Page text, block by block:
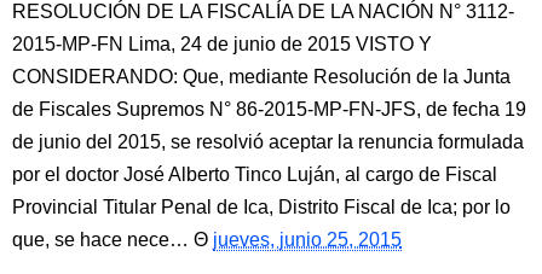
RESOLUCIÓN DE LA FISCALÍA DE LA NACIÓN N° 3112-
2015-MP-FN Lima, 24 de junio de 2015 VISTO Y
CONSIDERANDO: Que, mediante Resolución de la Junta
de Fiscales Supremos N° 86-2015-MP-FN-JFS, de fecha 19
de junio del 2015, se resolvió aceptar la renuncia formulada
por el doctor José Alberto Tinco Luján, al cargo de Fiscal
Provincial Titular Penal de Ica, Distrito Fiscal de Ica; por lo
que, se hace nece…
jueves, junio 25, 2015